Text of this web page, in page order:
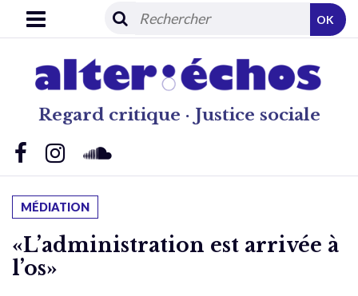
Regard critique · Justice sociale
OK
MÉDIATION
«L’administration est arrivée à
l’os»